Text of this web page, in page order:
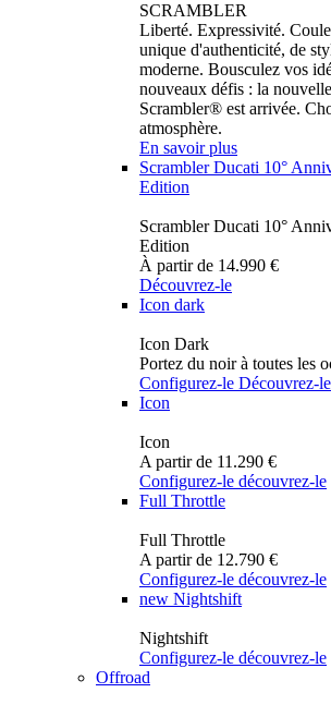
SCRAMBLER
Liberté. Expressivité.
unique d'authenticité, de
moderne. Bousculez vos
nouveaux défis : la
Scrambler® est arrivée.
atmosphère.
En savoir plus
Scrambler Ducati 10°
Edition
Scrambler Ducati 10°
Edition
À partir de 14.990 €
Découvrez-le
Icon dark
Icon Dark
Portez du noir à toutes les
Configurez-le Découvrez-le
Icon
Icon
A partir de 11.290 €
Configurez-le découvrez-le
Full Throttle
Full Throttle
A partir de 12.790 €
Configurez-le découvrez-le
new Nightshift
Nightshift
Configurez-le découvrez-le
Offroad